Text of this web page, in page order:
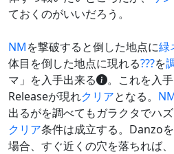
ておくのがいいだろう。
NMを撃破すると倒した地点に緑
体目を倒した地点に現れる???を
マ」を入手出来る
。これを入
Releaseが現れクリアとなる。
出るがを調べてもガラクタでハ
クリア条件は成立する。Danzo
場合、すぐ近くの穴を落ちれば